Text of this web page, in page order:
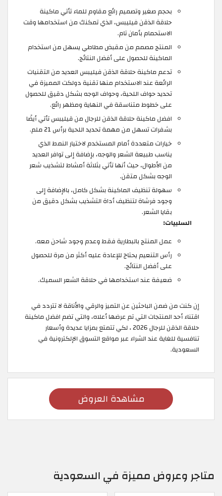
بحجم صغير وتصميم رائع مقاوم للماء تأتي ماكينة
حلاقة الذقن فيليبس، الذي تمكنك من استخدامها وقت
الاستحمام بأمان تام.
المنتج مصمم من مقبض مطاطي يسهل من استخدام
الماكينة للحصول على أفضل النتائج.
تدعم ماكينة حلاقة الذقن فيليبس العديد من التقنيات
الرائعة عند الاستخدام منها تقنية دولكت المميزة في
تحديد حواف اللحية، وحواف الوجه بشكل دقيق للحصول
على خطوط متناسقة في النهاية ومظهر رائع.
افضل ماكينة حلاقة الذقن للرجال من قيليبس تأتي أيضًا
بشفرات تسهل من مهمة تحديد اللحية برأس 21 ملم.
خيارات متعددة أمام المستخدم لاختيار النمط الذي
يناسب طبيعة الشعر والوجه، بإضافة إلى توافر العديد
من الأطوال، حيث أنها تأتي بثلاثة أمشاط لتشذيب شعر
الوجه بشكل متقن.
سهولة تنظيف الماكينة بشكل كامل، بالإضافة إلى
وجود فرشاة لتنظيف أداة التشذيب بشكل دقيق من
بقايا الشعر.
السلبيات:
عمل المنتج بالبطارية فقط وعدم وجود شاحن معه.
رأس التنعيم يحتاج للإعادة عليه أكثر من مرة للحصول
على أفضل النتائج.
ضعيفة عند استخدامها في حلاقة الشعر السميك.
إن كنت من ضمن الباحثين عن التميز والرقي والأناقة لا تتردد في
اقتناء أحد المنتجات التي تم عرضها أعلاه، والتي تضم افضل ماكينة
حلاقة الذقن للرجال 2026 ، لكي تتمتع بمزايا عديدة وأسعار
تنافسية للغاية عند الشراء عبر مواقع التسوق الإلكترونية في
السعودية.
مشاهدة العروض
متاجر وعروض مميزة في السعودية